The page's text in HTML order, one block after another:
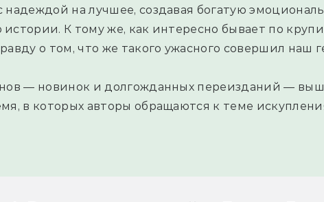
надеждой на лучшее, создавая богатую
К тому же, как интересно бывает по
о том, что же такого ужасного совершил наш
— новинок и долгожданных переизданий —
в которых авторы обращаются к теме